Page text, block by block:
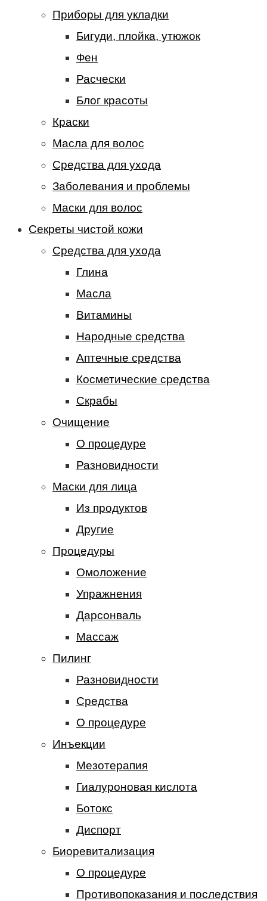
Приборы для укладки
Бигуди, плойка, утюжок
Фен
Расчески
Блог красоты
Краски
Масла для волос
Средства для ухода
Заболевания и проблемы
Маски для волос
Секреты чистой кожи
Средства для ухода
Глина
Масла
Витамины
Народные средства
Аптечные средства
Косметические средства
Скрабы
Очищение
О процедуре
Разновидности
Маски для лица
Из продуктов
Другие
Процедуры
Омоложение
Упражнения
Дарсонваль
Массаж
Пилинг
Разновидности
Средства
О процедуре
Инъекции
Мезотерапия
Гиалуроновая кислота
Ботокс
Диспорт
Биоревитализация
О процедуре
Противопоказания и последствия